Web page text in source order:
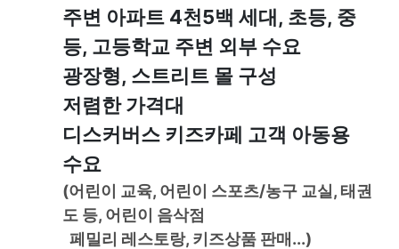
주변 아파트 4천5백 세대, 초등, 중
등, 고등학교 주변 외부 수요
광장형, 스트리트 몰 구성
저렴한 가격대
디스커버스 키즈카페 고객 아동용
수요
(어린이 교육, 어린이 스포츠/농구 교실, 태권
도 등, 어린이 음삭점
페밀리 레스토랑, 키즈상품 판매...)